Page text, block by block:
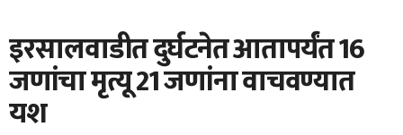
इरसालवाडीत दुर्घटनेत आतापर्यंत 16
जणांचा मृत्यू 21 जणांना वाचवण्यात
यश